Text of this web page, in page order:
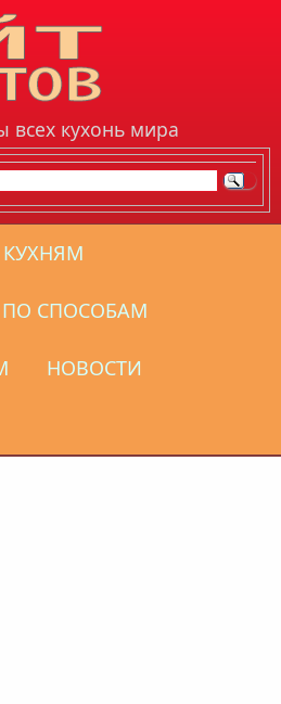
всех кухонь мира
ПО СПОСОБАМ
НОВОСТИ